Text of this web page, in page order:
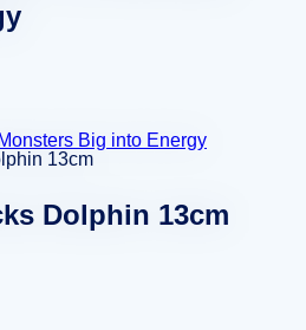
Big into Energy
Dolphin 13cm